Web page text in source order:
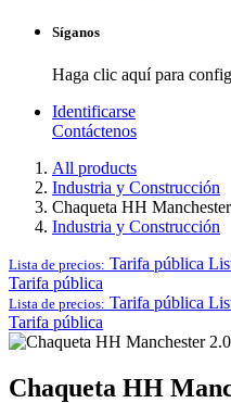
Síganos
Haga clic aquí para
Identificarse
Contáctenos
All products
Industria y Construcción
Chaqueta HH
Industria y Construcción
Lista de precios: Tarifa pública
Tarifa pública
Lista de precios: Tarifa pública
Tarifa pública
Chaqueta HH